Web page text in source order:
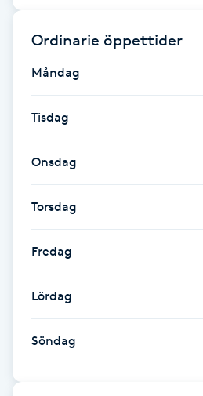
Herrklippning
Hollywood Peel
Hot Stone Massage
Hot yoga
Hudföryngring
Huduppstramning
Hudvård
Ordinarie öppettider
Måndag
Tisdag
Onsdag
Torsdag
Fredag
Lördag
Söndag